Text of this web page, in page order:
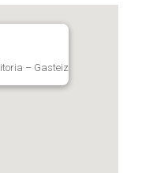
– Gasteiz